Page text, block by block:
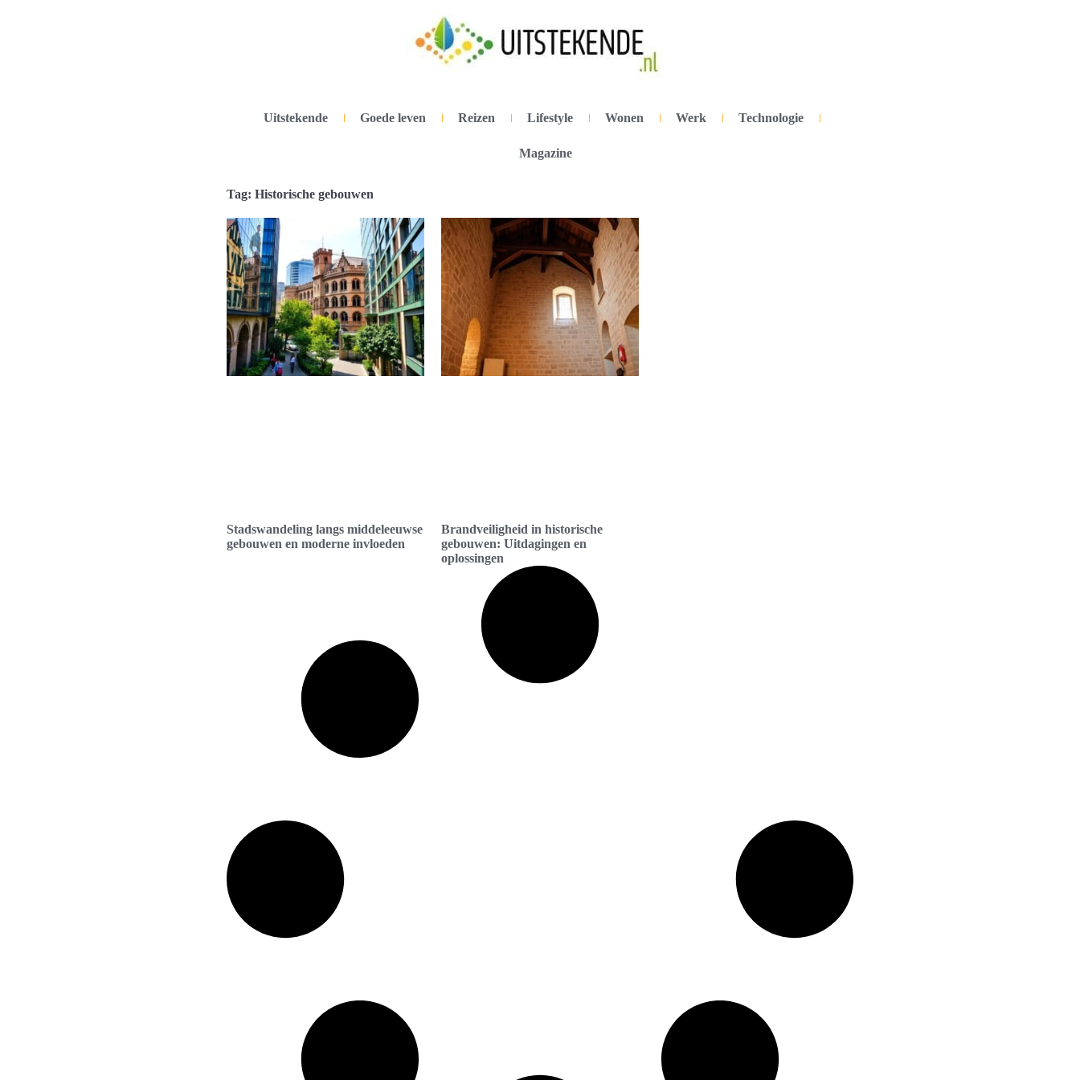
Uitstekende Goede leven Reizen Lifestyle Wonen Werk Technologie
Magazine
Tag: Historische gebouwen
Stadswandeling langs middeleeuwse
gebouwen en moderne invloeden
Brandveiligheid in historische
gebouwen: Uitdagingen en
oplossingen